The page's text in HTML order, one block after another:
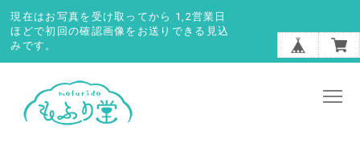
現在はお写真を受け取ってから 1,2営業日
ほどで初回の確認画像をお送りできる見込
みです。